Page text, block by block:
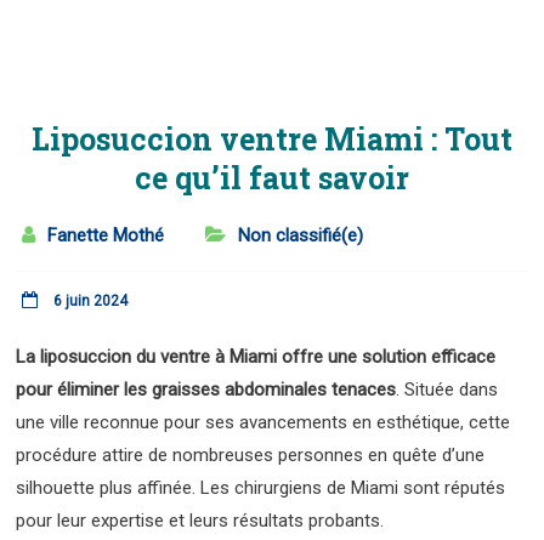
Liposuccion ventre Miami : Tout
ce qu’il faut savoir
Fanette Mothé Non classifié(e)
6 juin 2024
La liposuccion du ventre à Miami offre une solution efficace
pour éliminer les graisses abdominales tenaces. Située dans
une ville reconnue pour ses avancements en esthétique, cette
procédure attire de nombreuses personnes en quête d’une
silhouette plus affinée. Les chirurgiens de Miami sont réputés
pour leur expertise et leurs résultats probants.